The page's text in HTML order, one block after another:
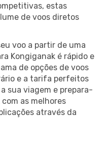
estas
de voos diretos
voo a partir de uma
Kongiganak é rápido e
de opções de voos
e a tarifa perfeitos
sua viagem e prepara-
as melhores
através da